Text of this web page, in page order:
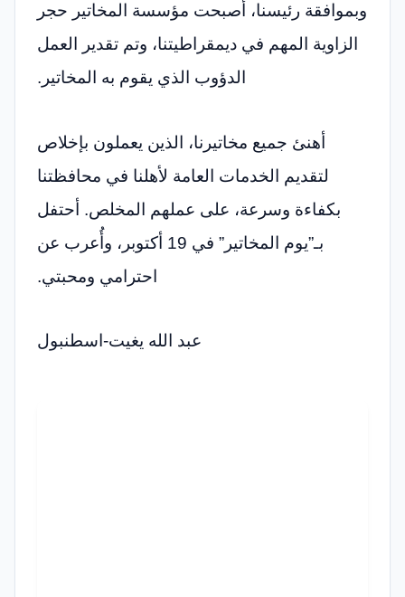
وبموافقة رئيسنا، أصبحت مؤسسة المخاتير حجر
الزاوية المهم في ديمقراطيتنا، وتم تقدير العمل
الدؤوب الذي يقوم به المخاتير.
أهنئ جميع مخاتيرنا، الذين يعملون بإخلاص
لتقديم الخدمات العامة لأهلنا في محافظتنا
بكفاءة وسرعة، على عملهم المخلص. أحتفل
بـ”يوم المخاتير” في 19 أكتوبر، وأُعرب عن
احترامي ومحبتي.
عبد الله يغيت-اسطنبول